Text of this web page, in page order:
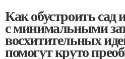
Как обустроить сад
с минимальными
восхитительных
помогут круто